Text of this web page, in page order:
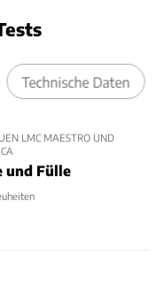
Technische Daten
LMC MAESTRO UND
und Fülle